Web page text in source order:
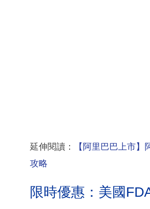
延伸閱讀：
【阿里巴巴上市
攻略
限時優惠：美國